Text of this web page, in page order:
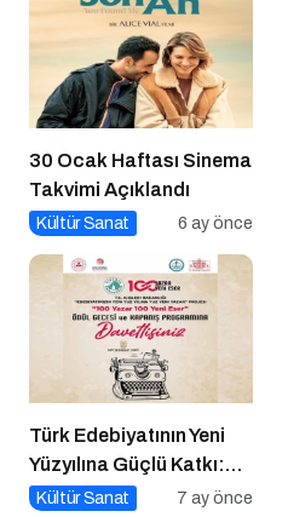
30 Ocak Haftası Sinema
Takvimi Açıklandı
Kültür Sanat 6 ay önce
Türk Edebiyatının Yeni
Yüzyılına Güçlü Katkı:
“100 Yazar 100 Yeni
Kültür Sanat 7 ay önce